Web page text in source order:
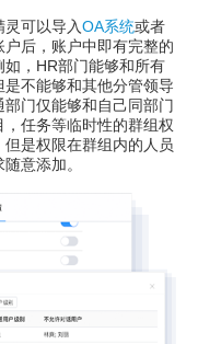
可以导入OA系统或者
后，账户中即有完整的
，HR部门能够和所有
不能够和其他分管领导
门仅能够和自己同部门
任务等临时性的群组权
是权限在群组内的人员
意添加。